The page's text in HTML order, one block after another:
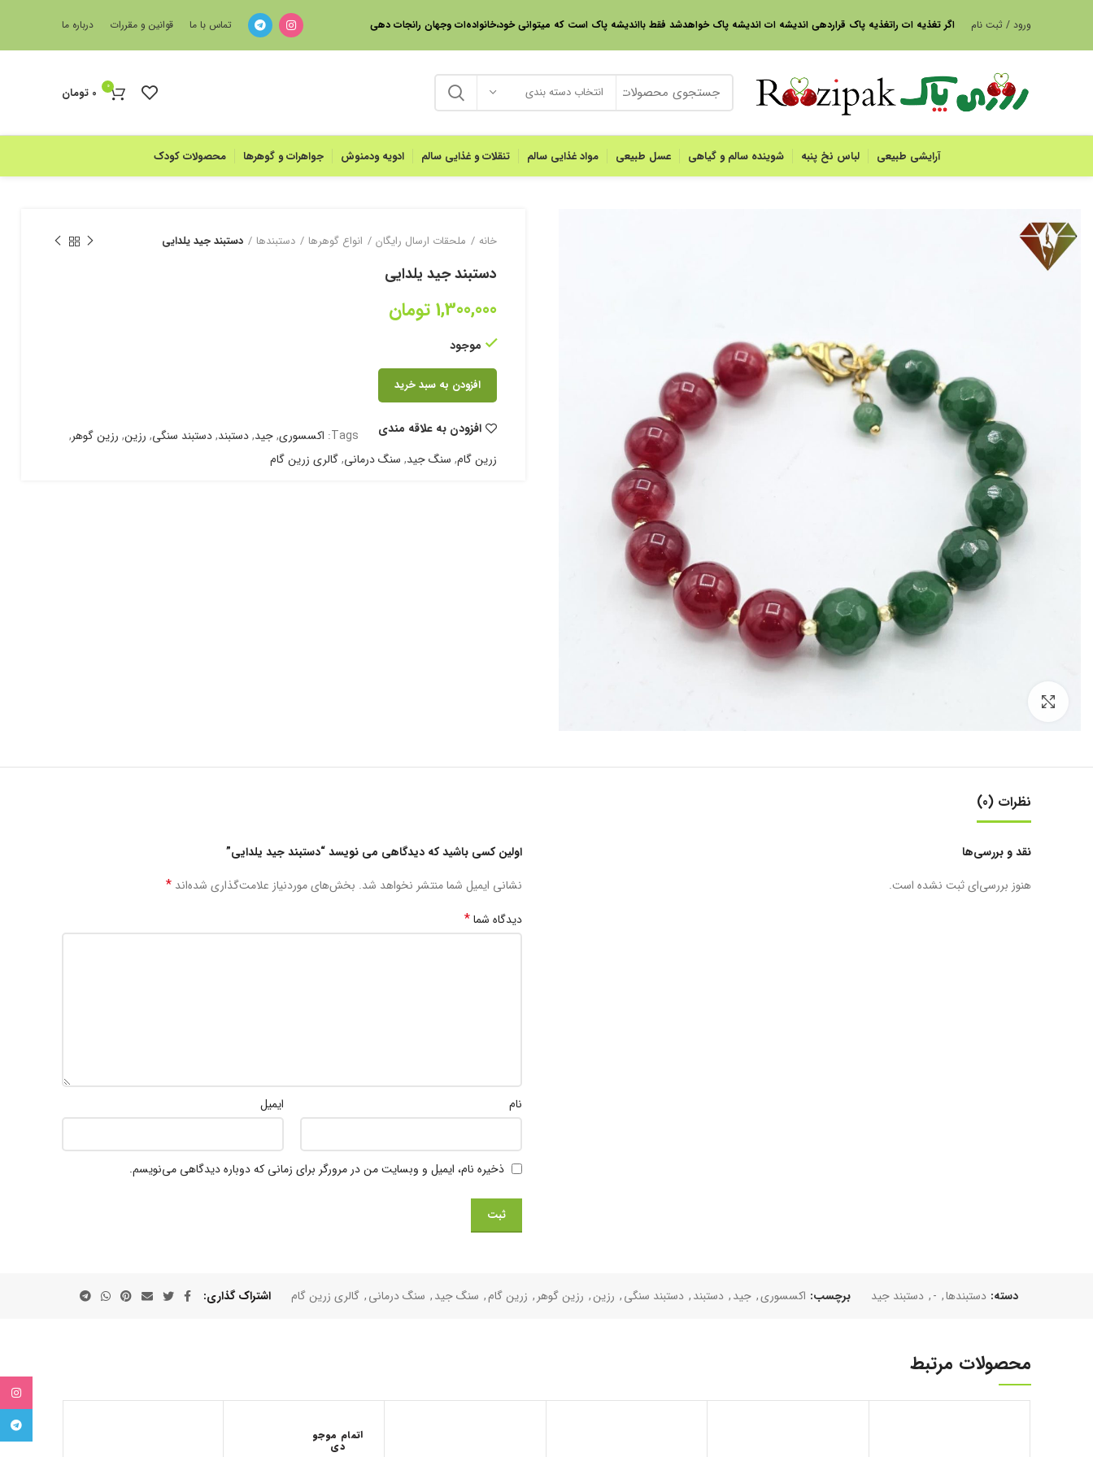
ورود / ثبت نام اگر تغذیه ات راتغذیه پاک قراردهی اندیشه ات اندیشه پاک خواهدشد فقط بااندیشه پاک است که میتوانی خود،خانواده‌ات وجهان رانجات دهی تماس با ما قوانین و مقررات درباره ما
انتخاب دسته بندی 0
0 تومان
آرایشی طبیعی لباس نخ پنبه شوینده سالم و گیاهی عسل طبیعی مواد غذایی سالم تنقلات و غذایی سالم ادویه ودمنوش جواهرات و گوهرها محصولات کودک
خانه ملحقات ارسال رایگان انواع گوهرها دستبند‌ها دستبند جید یلدایی
دستبند جید یلدایی
1,300,000 تومان
موجود
افزودن به سبد خرید
افزودن به علاقه مندی Tags: اکسسوری,جید,دستبند,دستبند سنگی, رزین, رزین گوهر,
زرین گام, سنگ جید, سنگ درمانی,گالری زرین گام
نظرات (0)
نقد و بررسی‌ها
هنوز بررسی‌ای ثبت نشده است.
اولین کسی باشید که دیدگاهی می نویسد “دستبند جید یلدایی”
نشانی ایمیل شما منتشر نخواهد شد. بخش‌های موردنیاز علامت‌گذاری شده‌اند *
دیدگاه شما*
نام ایمیل
ذخیره نام، ایمیل و وبسایت من در مرورگر برای زمانی که دوباره دیدگاهی می‌نویسم.
دسته: دستبند‌ها,
-
, دستبند جید برچسب: اکسسوری, جید, دستبند, دستبند سنگی, رزین, رزین گوهر , زرین گام, سنگ جید, سنگ درمانی, گالری زرین گام اشتراک گذاری
محصولات مرتبط
اتمام موجو
دی